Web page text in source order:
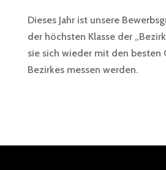
Dieses Jahr ist unsere
der höchsten Klasse der
sie sich wieder mit den besten
Bezirkes messen werden.